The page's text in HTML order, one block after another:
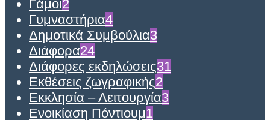
Γάμοι2
Γυμναστήρια4
Δημοτικά Συμβούλια3
Διάφορα24
Διάφορες εκδηλώσεις31
Εκθέσεις ζωγραφικής2
Εκκλησία – Λειτουργία3
Ενοικίαση Πόντιουμ1